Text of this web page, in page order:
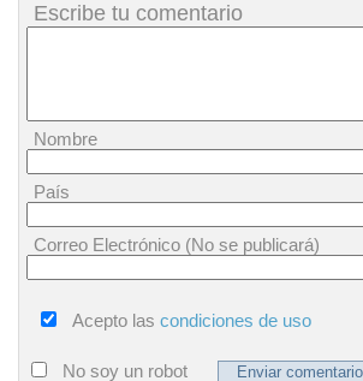
Escribe tu comentario
Nombre
País
Correo Electrónico (No se publicará)
Acepto las condiciones de uso
No soy un robot